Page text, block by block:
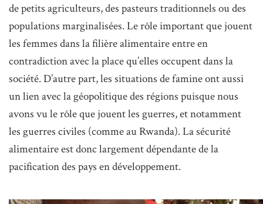
de petits agriculteurs, des pasteurs traditionnels ou des
populations marginalisées. Le rôle important que jouent
les femmes dans la filière alimentaire entre en
contradiction avec la place qu’elles occupent dans la
société. D’autre part, les situations de famine ont aussi
un lien avec la géopolitique des régions puisque nous
avons vu le rôle que jouent les guerres, et notamment
les guerres civiles (comme au Rwanda). La sécurité
alimentaire est donc largement dépendante de la
pacification des pays en développement.